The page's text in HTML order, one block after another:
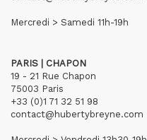
Mercredi > Samedi 11h-19h
PARIS | CHAPON
19 - 21 Rue Chapon
75003 Paris
+33 (0)1 71 32 51 98
contact@hubertybreyne.com